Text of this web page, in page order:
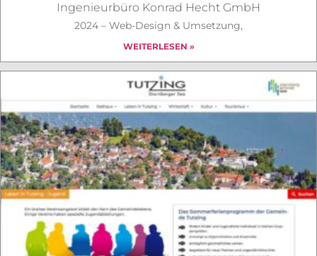
Ingenieurbüro Konrad Hecht GmbH
2024 – Web-Design & Umsetzung,
WEITERLESEN »